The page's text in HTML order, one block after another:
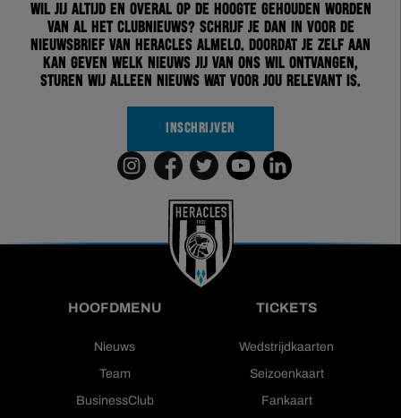
Wil jij altijd en overal op de hoogte gehouden worden
van al het clubnieuws? Schrijf je dan in voor de
nieuwsbrief van Heracles Almelo. Doordat je zelf aan
kan geven welk nieuws jij van ons wil ontvangen,
sturen wij alleen nieuws wat voor jou relevant is.
INSCHRIJVEN
HOOFDMENU
Nieuws
Team
BusinessClub
TICKETS
Wedstrijdkaarten
Seizoenkaart
Fankaart